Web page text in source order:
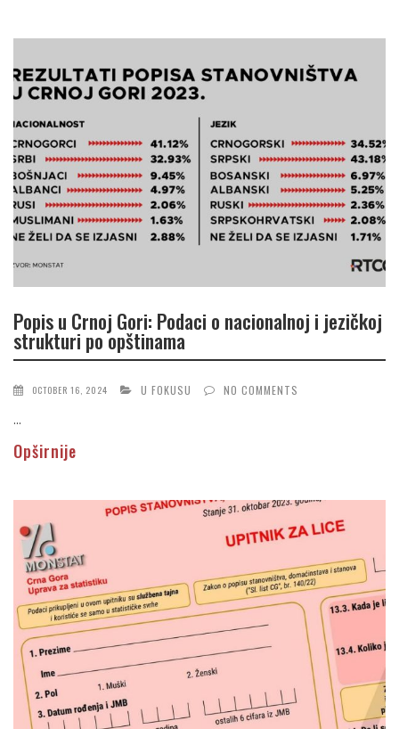
Popis u Crnoj Gori: Podaci o nacionalnoj i jezičkoj
strukturi po opštinama
OCTOBER 16, 2024 U FOKUSU NO COMMENTS
...
Opširnije